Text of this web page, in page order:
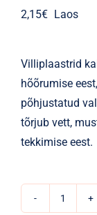
2,15€ Laos
Villiplaastrid
hõõrumise
põhjustatud
tõrjub vett,
tekkimise eest.
Alternative: